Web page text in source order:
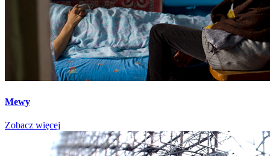
Mewy
Zobacz więcej